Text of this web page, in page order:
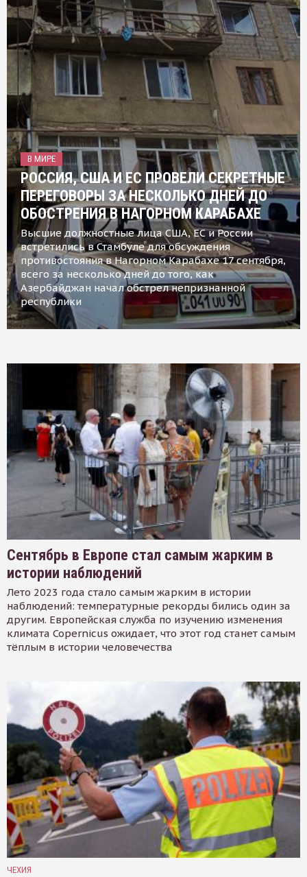
В МИРЕ
РОССИЯ, США И ЕС ПРОВЕЛИ СЕКРЕТНЫЕ
ПЕРЕГОВОРЫ ЗА НЕСКОЛЬКО ДНЕЙ ДО
ОБОСТРЕНИЯ В НАГОРНОМ КАРАБАХЕ
Высшие должностные лица США, ЕС и России
встретились в Стамбуле для обсуждения
противостояния в Нагорном Карабахе 17 сентября,
всего за несколько дней до того, как
Азербайджан начал обстрел непризнанной
республики
Сентябрь в Европе стал самым жарким в
истории наблюдений
Лето 2023 года стало самым жарким в истории
наблюдений: температурные рекорды бились один за
другим. Европейская служба по изучению изменения
климата Copernicus ожидает, что этот год станет самым
тёплым в истории человечества
ЧЕХИЯ